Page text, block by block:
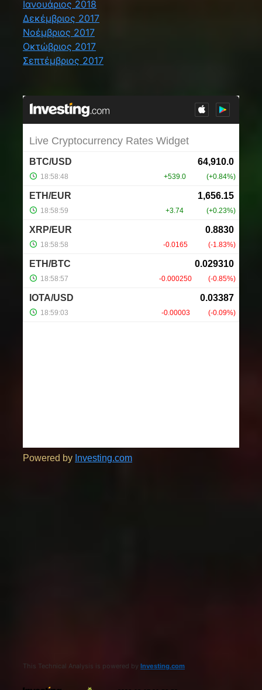
Ιανουάριος 2018
Δεκέμβριος 2017
Νοέμβριος 2017
Οκτώβριος 2017
Σεπτέμβριος 2017
Powered by Investing.com
This Technical Analysis is powered by Investing.com